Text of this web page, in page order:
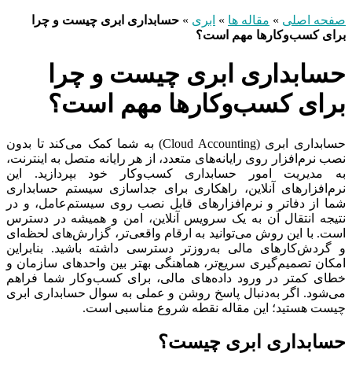
صفحه اصلی » مقاله ها » ابری » حسابداری ابری چیست و چرا
برای کسب‌وکارها مهم است؟
حسابداری ابری چیست و چرا
برای کسب‌وکارها مهم است؟
حسابداری ابری (Cloud Accounting) به شما کمک می‌کند تا بدون
نصب نرم‌افزار روی رایانه‌های متعدد، از هر رایانه متصل به اینترنت،
به مدیریت امور حسابداری کسب‌وکار خود بپردازید. این
نرم‌افزارهای آنلاین، راهکاری برای جداسازی سیستم حسابداری
شما از دفاتر و نرم‌افزارهای قابل نصب روی سیستم‌عامل، و در
نتیجه انتقال آن به یک سرویس آنلاین، امن و همیشه در دسترس
است. با این روش می‌توانید به ارقام واقعی‌تر، گزارش‌های لحظه‌ای
و گردش‌کارهای مالی به‌روزتر دسترسی داشته باشید. بنابراین
امکان تصمیم‌گیری سریع‌تر، هماهنگی بهتر بین واحدهای سازمان و
خطای کمتر در ورود داده‌های مالی، برای کسب‌وکار شما فراهم
می‌شود. اگر به‌دنبال پاسخ روشن و عملی به سوال حسابداری ابری
چیست هستید؛ این مقاله نقطه شروع مناسبی است.
حسابداری ابری چیست؟